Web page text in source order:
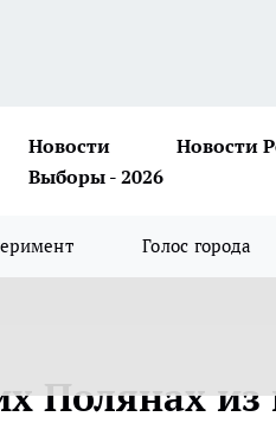
Новости Новости
Выборы - 2026
Голос города
Полянах из